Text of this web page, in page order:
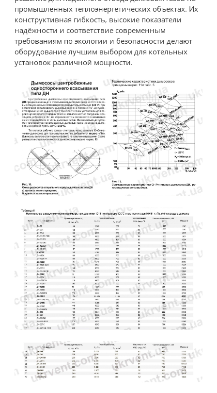
промышленных теплоэнергетических объектах. Их
конструктивная гибкость, высокие показатели
надёжности и соответствие современным
требованиям по экологии и безопасности делают
оборудование лучшим выбором для котельных
установок различной мощности.